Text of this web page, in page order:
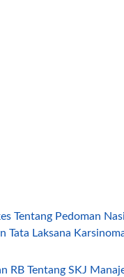
Tentang Pedoman
Tata Laksana
RB Tentang SKJ